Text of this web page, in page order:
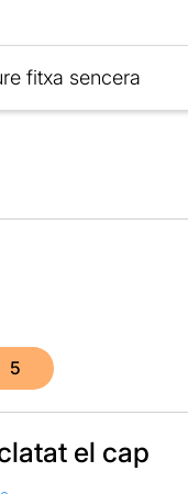
fitxa sencera
5
el cap